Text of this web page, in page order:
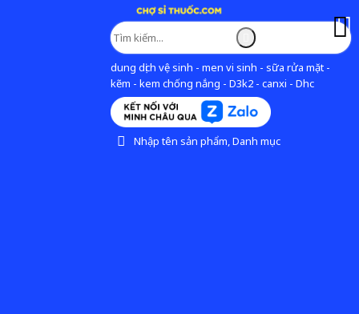
dung dịch vệ sinh - men vi sinh - sữa rửa mặt -
kẽm - kem chống nắng - D3k2 - canxi - Dhc
Nhập tên sản phẩm, Danh mục